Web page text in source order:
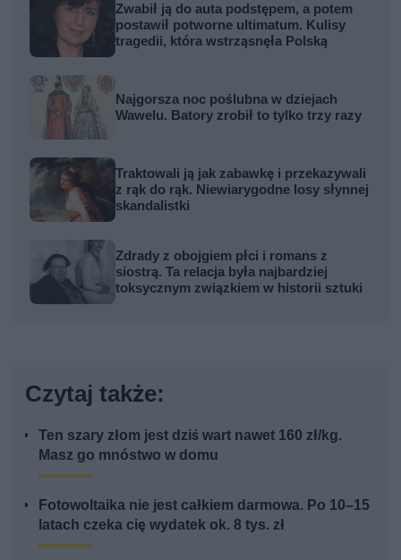
Zwabił ją do auta podstępem, a potem
postawił potworne ultimatum. Kulisy
tragedii, która wstrząsnęła Polską
Najgorsza noc poślubna w dziejach
Wawelu. Batory zrobił to tylko trzy razy
Traktowali ją jak zabawkę i przekazywali
z rąk do rąk. Niewiarygodne losy słynnej
skandalistki
Zdrady z obojgiem płci i romans z
siostrą. Ta relacja była najbardziej
toksycznym związkiem w historii sztuki
Czytaj także:
Ten szary złom jest dziś wart nawet 160 zł/kg.
Masz go mnóstwo w domu
Fotowoltaika nie jest całkiem darmowa. Po 10–15
latach czeka cię wydatek ok. 8 tys. zł